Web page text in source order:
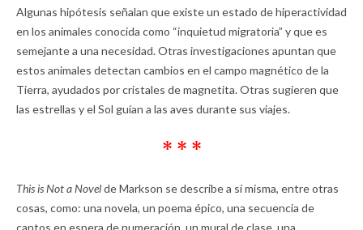
Algunas hipótesis señalan que existe un estado de hiperactividad
en los animales conocida como “inquietud migratoria” y que es
semejante a una necesidad. Otras investigaciones apuntan que
estos animales detectan cambios en el campo magnético de la
Tierra, ayudados por cristales de magnetita. Otras sugieren que
las estrellas y el Sol guían a las aves durante sus viajes.
* * *
This is Not a Novelde Markson se describe a sí misma, entre otras
cosas, como: una novela, un poema épico, una secuencia de
cantos en espera de numeración, un mural de clase, una